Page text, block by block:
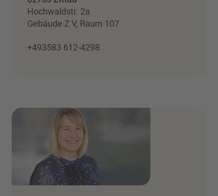
Hochwaldstr. 2a
Gebäude Z V, Raum 107
+493583 612-4298